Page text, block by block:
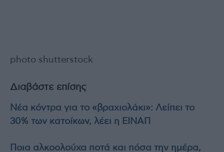
photo shutterstock
Διαβάστε επίσης
Νέα κόντρα για το «βραχιολάκι»: Λείπει το
30% των κατοίκων, λέει η ΕΙΝΑΠ
Ποια αλκοολούχα ποτά και πόσα την ημέρα,